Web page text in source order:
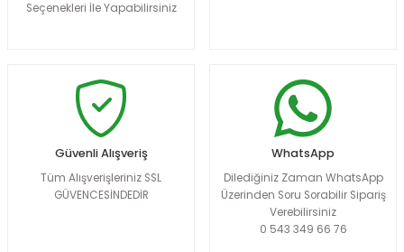
Seçenekleri İle Yapabilirsiniz
Güvenli Alışveriş
Tüm Alışverişleriniz SSL
GÜVENCESİNDEDİR
WhatsApp
Dilediğiniz Zaman WhatsApp
Üzerinden Soru Sorabilir Sipariş
Verebilirsiniz
0 543 349 66 76